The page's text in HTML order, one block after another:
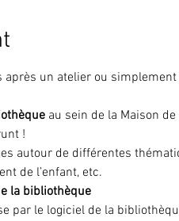
un atelier ou
au sein de la Maison de
!
autour de différentes
de l’enfant, etc.
la bibliothèque
par le logiciel de la